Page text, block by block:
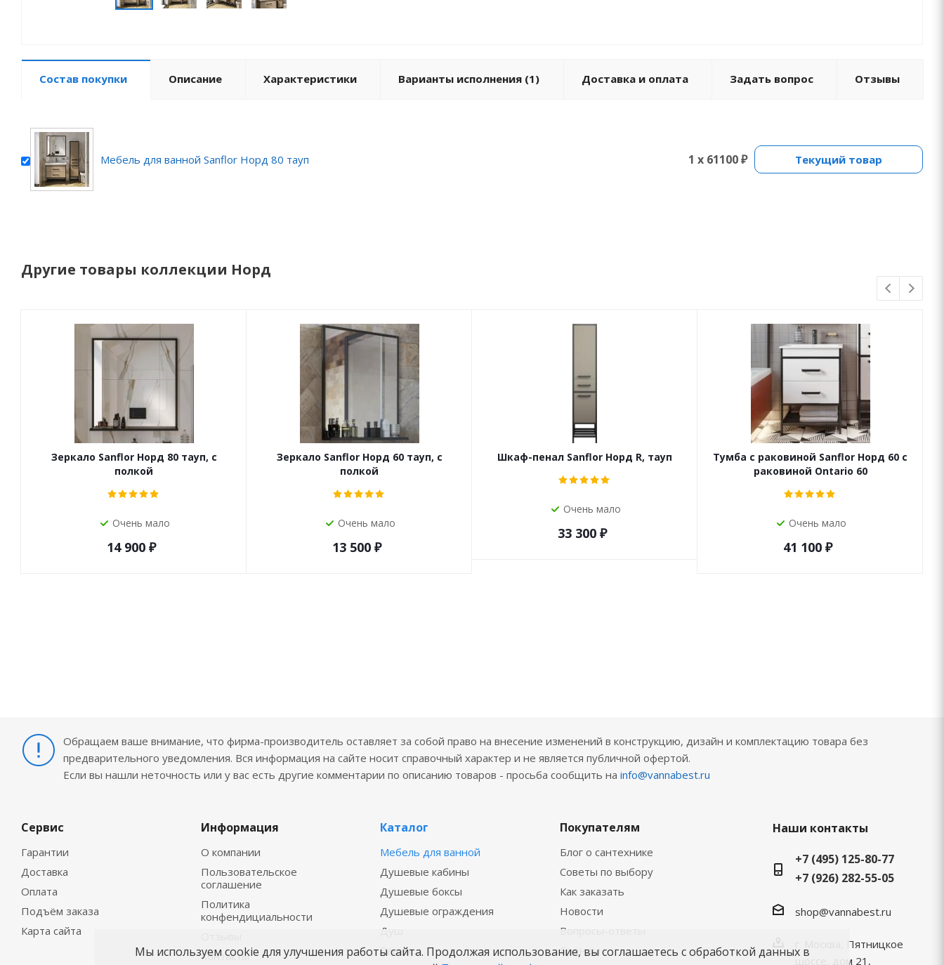
Состав покупки Описание Характеристики Варианты исполнения (1) Доставка и оплата Задать вопрос Отзывы
Мебель для ванной Sanflor Норд 80 тауп 1 x 61100 ₽ Текущий товар
Другие товары коллекции Норд
Зеркало Sanflor Норд 80 тауп, с
полкой
Очень мало
14 900 ₽
Зеркало Sanflor Норд 60 тауп, с
полкой
Очень мало
13 500 ₽
Шкаф-пенал Sanflor Норд R, тауп
Очень мало
33 300 ₽
Тумба с раковиной Sanflor Норд 60 с
раковиной Ontario 60
Очень мало
41 100 ₽
Обращаем ваше внимание, что фирма-производитель оставляет за собой право на внесение изменений в конструкцию, дизайн и комплектацию товара без
предварительного уведомления. Вся информация на сайте носит справочный характер и не является публичной офертой.
Если вы нашли неточность или у вас есть другие комментарии по описанию товаров - просьба сообщить на info@vannabest.ru
Сервис
Гарантии
Доставка
Оплата
Подъём заказа
Карта сайта
Информация
О компании
Пользовательское
соглашение
Политика
конфендициальности
Контакты
Каталог
Мебель для ванной
Душевые кабины
Душевые боксы
Душевые ограждения
Душ
Ванны
Покупателям
Блог о сантехнике
Советы по выбору
Как заказать
Новости
Вопросы-ответы
Бренды
Наши контакты
+7 (495) 125-80-77
+7 (926) 282-55-05
shop@vannabest.ru
г. Москва, Пятницкое
шоссе, дом 21,
Мы используем cookie для улучшения работы сайта. Продолжая использование, вы соглашаетесь с обработкой данных в